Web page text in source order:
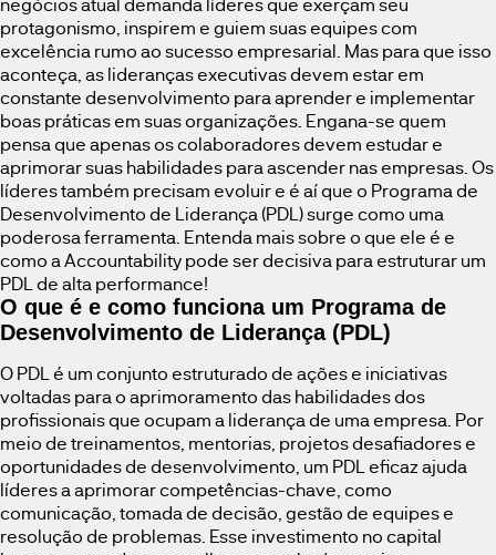
protagonismo, inspirem e guiem suas equipes com
excelência rumo ao sucesso empresarial. Mas para que isso
aconteça, as lideranças executivas devem estar em
constante desenvolvimento para aprender e implementar
boas práticas em suas organizações. Engana-se quem
pensa que apenas os colaboradores devem estudar e
aprimorar suas habilidades para ascender nas empresas. Os
líderes também precisam evoluir e é aí que o Programa de
Desenvolvimento de Liderança (PDL) surge como uma
poderosa ferramenta. Entenda mais sobre o que ele é e
como a Accountability pode ser decisiva para estruturar um
PDL de alta performance!
O que é e como funciona um Programa de
Desenvolvimento de Liderança (PDL)
O PDL é um conjunto estruturado de ações e iniciativas
voltadas para o aprimoramento das habilidades dos
profissionais que ocupam a liderança de uma empresa. Por
meio de treinamentos, mentorias, projetos desafiadores e
oportunidades de desenvolvimento, um PDL eficaz ajuda
líderes a aprimorar competências-chave, como
comunicação, tomada de decisão, gestão de equipes e
resolução de problemas. Esse investimento no capital